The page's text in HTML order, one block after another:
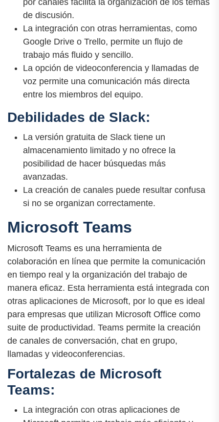
de discusión.
La integración con otras herramientas, como
Google Drive o Trello, permite un flujo de
trabajo más fluido y sencillo.
La opción de videoconferencia y llamadas de
voz permite una comunicación más directa
entre los miembros del equipo.
Debilidades de Slack:
La versión gratuita de Slack tiene un
almacenamiento limitado y no ofrece la
posibilidad de hacer búsquedas más
avanzadas.
La creación de canales puede resultar confusa
si no se organizan correctamente.
Microsoft Teams
Microsoft Teams es una herramienta de
colaboración en línea que permite la comunicación
en tiempo real y la organización del trabajo de
manera eficaz. Esta herramienta está integrada con
otras aplicaciones de Microsoft, por lo que es ideal
para empresas que utilizan Microsoft Office como
suite de productividad. Teams permite la creación
de canales de conversación, chat en grupo,
llamadas y videoconferencias.
Fortalezas de Microsoft
Teams:
La integración con otras aplicaciones de